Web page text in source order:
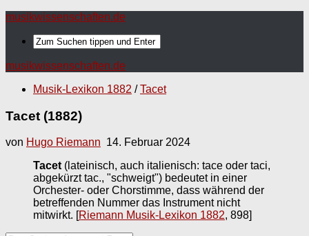
musikwissenschaften.de
musikwissenschaften.de
Musik-Lexikon 1882 / Tacet
Tacet (1882)
von Hugo Riemann 14. Februar 2024
Tacet(lateinisch, auch italienisch: tace oder taci,
abgekürzt tac., "schweigt") bedeutet in einer
Orchester- oder Chorstimme, dass während der
betreffenden Nummer das Instrument nicht
mitwirkt. [Riemann Musik-Lexikon 1882, 898]